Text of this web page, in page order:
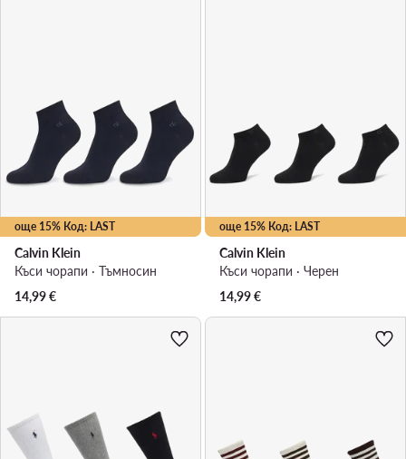
още 15% Код: LAST
Calvin Klein
Къси чорапи · Тъмносин
14,99€
още 15% Код: LAST
Calvin Klein
Къси чорапи · Черен
14,99€